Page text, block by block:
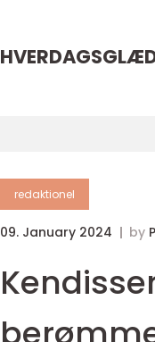
redaktionel
09. January 2024 by